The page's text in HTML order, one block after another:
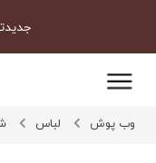
وب پوش لباس